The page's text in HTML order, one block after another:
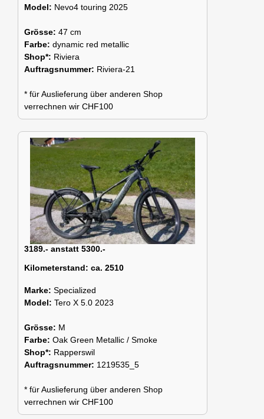
Model: Nevo4 touring 2025
Grösse: 47 cm
Farbe: dynamic red metallic
Shop*: Riviera
Auftragsnummer: Riviera-21
* für Auslieferung über anderen Shop
verrechnen wir CHF100
3189.- anstatt 5300.-
Kilometerstand: ca. 2510
Marke: Specialized
Model: Tero X 5.0 2023
Grösse: M
Farbe: Oak Green Metallic / Smoke
Shop*: Rapperswil
Auftragsnummer: 1219535_5
* für Auslieferung über anderen Shop
verrechnen wir CHF100